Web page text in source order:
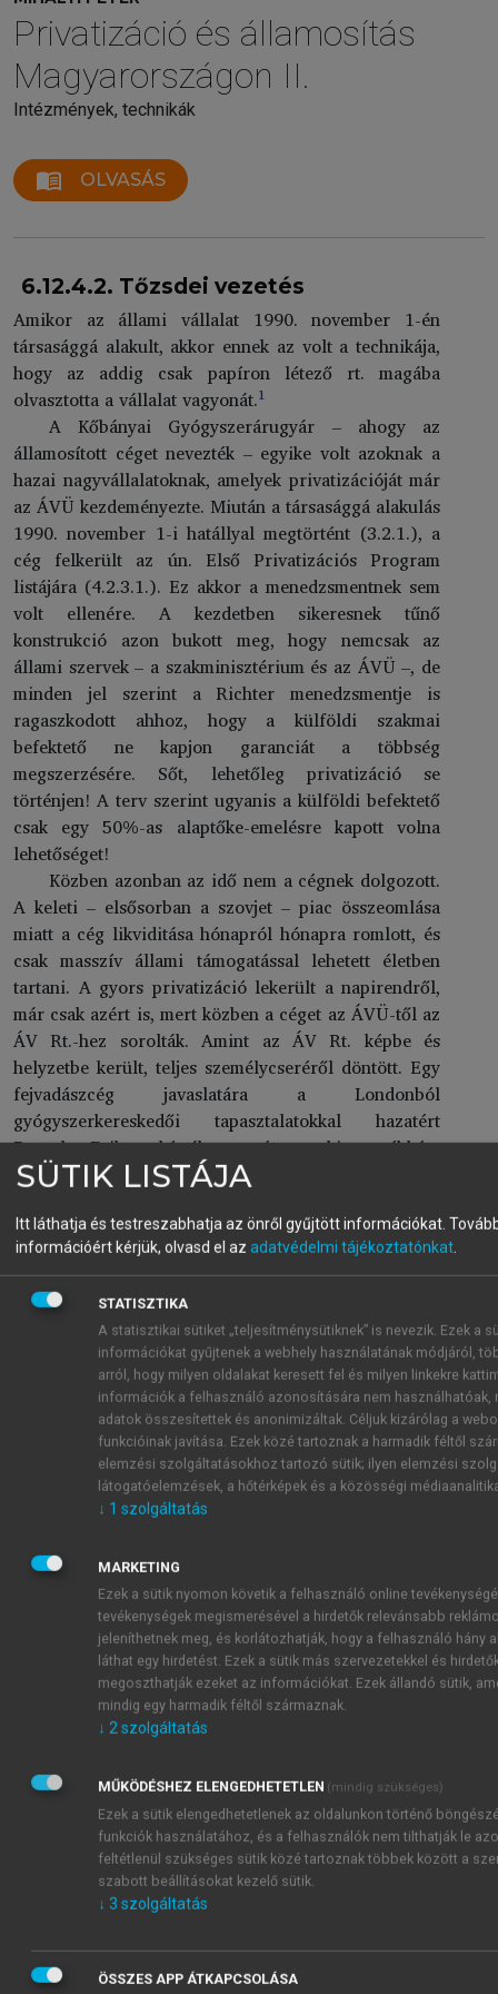
Privatizáció és államosítás
Magyarországon II.
Intézmények, technikák
menu_book OLVASÁS
6.12.4.2. Tőzsdei vezetés
Amikor az állami vállalat 1990. november 1-én
társasággá alakult, akkor ennek az volt a technikája,
hogy az addig csak papíron létező rt. magába
olvasztotta a vállalat vagyonát.1
A Kőbányai Gyógyszerárugyár – ahogy az
államosított céget nevezték – egyike volt azoknak a
hazai nagyvállalatoknak, amelyek privatizációját már
az ÁVÜ kezdeményezte. Miután a társasággá alakulás
1990. november 1-i hatállyal megtörtént (3.2.1.), a
cég felkerült az ún. Első Privatizációs Program
listájára (4.2.3.1.). Ez akkor a menedzsmentnek sem
volt ellenére. A kezdetben sikeresnek tűnő
konstrukció azon bukott meg, hogy nemcsak az
állami szervek – a szakminisztérium és az ÁVÜ –, de
minden jel szerint a Richter menedzsmentje is
ragaszkodott ahhoz, hogy a külföldi szakmai
befektető ne kapjon garanciát a többség
megszerzésére. Sőt, lehetőleg privatizáció se
történjen! A terv szerint ugyanis a külföldi befektető
csak egy 50%-as alaptőke-emelésre kapott volna
lehetőséget!
Közben azonban az idő nem a cégnek dolgozott.
A keleti – elsősorban a szovjet – piac összeomlása
miatt a cég likviditása hónapról hónapra romlott, és
csak masszív állami támogatással lehetett életben
tartani. A gyors privatizáció lekerült a napirendről,
már csak azért is, mert közben a céget az ÁVÜ-től az
ÁV Rt.-hez sorolták. Amint az ÁV Rt. képbe és
helyzetbe került, teljes személycseréről döntött. Egy
fejvadászcég javaslatára a Londonból
gyógyszerkereskedői tapasztalatokkal hazatért
Bogsch Erikre bízták a céget, aki egyébként
korábban szintén a kőbányai gyárban dolgozott, és
Vagyis egyszerre volt „külső” is meg „belső” is.
Bogsch első dolga volt, hogy ismét lecserélte a
felső vezetést és kemény leépítést hajtott végre.
Megvált az állatgyógyászati, kozmetikai és a
növényvédőszer-ágazattól, a cég létszáma több
ezerrel csökkent. A lényeget illetően azonban ő is
ragaszkodott a korábbi vezetés koncepciójához:
külföldi szakmai befektetőt nem szabad és nem is
kell beengedni. Paradox módon Bogsch
koncepciójának elfogadtatásában éppen az játszott
döntő szerepet, hogy ekkor már kirajzolódni látszott,
mi történik a többi magyar gyógyszercéggel. Vagyis
Bogsch eredményesen tudott a „virágozzék száz
virág” jelszóval érvelni. „Ha már a többi céget
szakmai befektetők vették meg, akkor a Richter
kapjon lehetőséget a függetlenség megtartására.”
Így is történt. Bogsch erős kézzel irányította a
céget, gyorsan képes volt eredményessé tenni és
növekedési pályára állítani. Szerencséje is volt, mert
elődei már hozzákezdtek a részvények
tulajdonos – csak körülményes módon tudta
érvényesíteni tulajdonosi jogait. A privatizáció
megkezdése előtt ugyanis a Richter dolgozói már
7%-ot birtokoltak, 6%-a volt az MHB-nak, és 0,1%
valamilyen módon a Haupt Pharma német céghez
került. Érthető, hogy ebben a helyzetben Bogsch Erik
örömmel fogadta azt a javaslatot is, hogy a Richter-
részvényekből az OEP ingyen kapjon még további
SÜTIK LISTÁJA
Itt láthatja és testreszabhatja az önről gyűjtött információkat.
információért kérjük, olvasd el az adatvédelmi tájékoztatónkat.
STATISZTIKA
A statisztikai sütiket „teljesítménysütiknek” is nevezik. Ezek a
információkat gyűjtenek a webhely használatának módjáról,
arról, hogy milyen oldalakat keresett fel és milyen linkekre
információk a felhasználó azonosítására nem használhatóak,
adatok összesítettek és anonimizáltak. Céljuk kizárólag a
funkcióinak javítása. Ezek közé tartoznak a harmadik féltől
elemzési szolgáltatásokhoz tartozó sütik; ilyen elemzési
látogatóelemzések, a hőtérképek és a közösségi
↓ 1 szolgáltatás
MARKETING
Ezek a sütik nyomon követik a felhasználó online
tevékenységek megismerésével a hirdetők relevánsabb
jeleníthetnek meg, és korlátozhatják, hogy a felhasználó hány
láthat egy hirdetést. Ezek a sütik más szervezetekkel és
megoszthatják ezeket az információkat. Ezek állandó sütik,
mindig egy harmadik féltől származnak.
↓ 2szolgáltatás
MŰKÖDÉSHEZ ELENGEDHETETLEN (mindig szükséges)
Ezek a sütik elengedhetetlenek az oldalunkon történő
funkciók használatához, és a felhasználók nem tilthatják le
feltétlenül szükséges sütik közé tartoznak többek között a
szabott beállításokat kezelő sütik.
↓ 3 szolgáltatás
ÖSSZES APP ÁTKAPCSOLÁSA